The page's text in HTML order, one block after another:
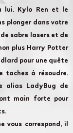
lui. Kylo Ren et le
plonger dans votre
sabre lasers et de
plus Harry Potter
pour une quête
taches à résoudre.
alias LadyBug de
main forte pour
vous correspond, il